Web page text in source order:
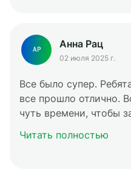
возникло, все
оправдались на
АР Анна Рац
02 июля 2025 г.
Все было супер.
все прошло отлично.
чуть времени, чтобы
видами, но понимаю,
Читать полностью